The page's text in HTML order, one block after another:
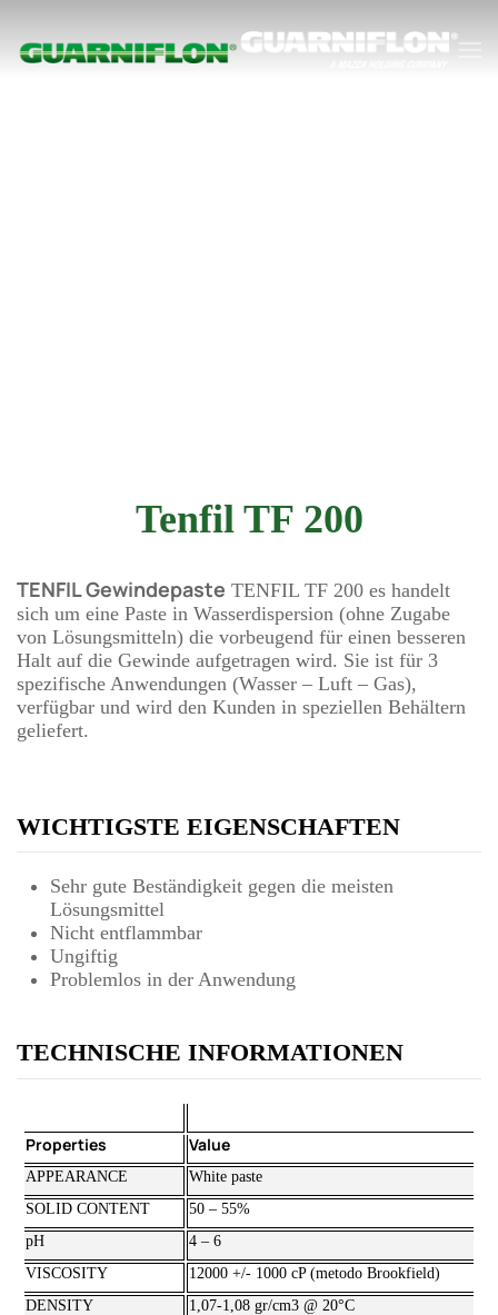
Zum Hauptinhalt springen
Tenfil TF 200
TENFIL Gewindepaste TENFIL TF 200 es handelt
sich um eine Paste in Wasserdispersion (ohne Zugabe
von Lösungsmitteln) die vorbeugend für einen besseren
Halt auf die Gewinde aufgetragen wird. Sie ist für 3
spezifische Anwendungen (Wasser – Luft – Gas),
verfügbar und wird den Kunden in speziellen Behältern
geliefert.
WICHTIGSTE EIGENSCHAFTEN
Sehr gute Beständigkeit gegen die meisten
Lösungsmittel
Nicht entflammbar
Ungiftig
Problemlos in der Anwendung
TECHNISCHE INFORMATIONEN
Properties Value
APPEARANCE
White paste
SOLID CONTENT
50 – 55%
pH
4 – 6
VISCOSITY
12000 +/- 1000 cP (metodo Brookfield)
DENSITY
1,07-1,08 gr/cm3 @ 20°C